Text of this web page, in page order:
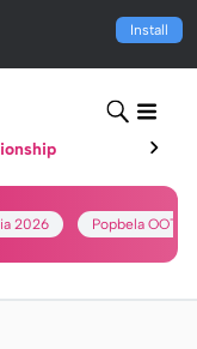
Install
2026 Popbela OOTD